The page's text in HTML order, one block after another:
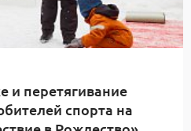
и перетягивание
спорта на